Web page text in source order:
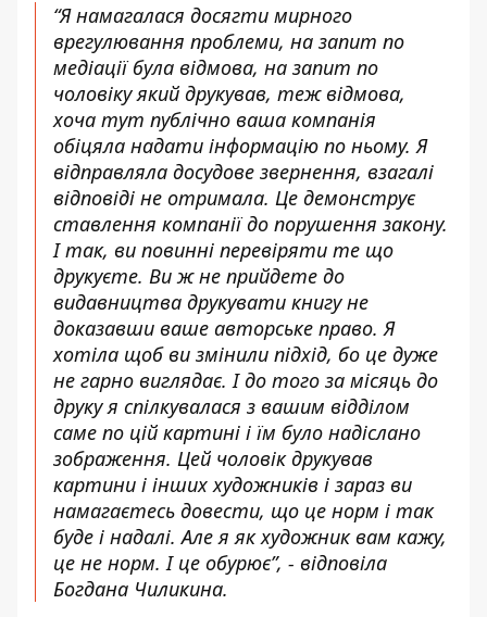
“Я намагалася досягти мирного
врегулювання проблеми, на запит по
медіації була відмова, на запит по
чоловіку який друкував, теж відмова,
хоча тут публічно ваша компанія
обіцяла надати інформацію по ньому. Я
відправляла досудове звернення, взагалі
відповіді не отримала. Це демонструє
ставлення компанії до порушення закону.
І так, ви повинні перевіряти те що
друкуєте. Ви ж не прийдете до
видавництва друкувати книгу не
доказавши ваше авторське право. Я
хотіла щоб ви змінили підхід, бо це дуже
не гарно виглядає. І до того за місяць до
друку я спілкувалася з вашим відділом
саме по цій картині і їм було надіслано
зображення. Цей чоловік друкував
картини і інших художників і зараз ви
намагаєтесь довести, що це норм і так
буде і надалі. Але я як художник вам кажу,
це не норм. І це обурює”, - відповіла
Богдана Чиликина.